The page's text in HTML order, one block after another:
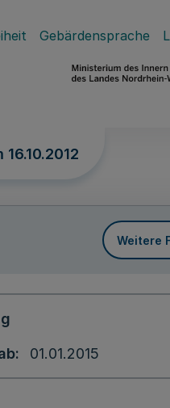
Gebärdensprache
Weitere
01.01.2015